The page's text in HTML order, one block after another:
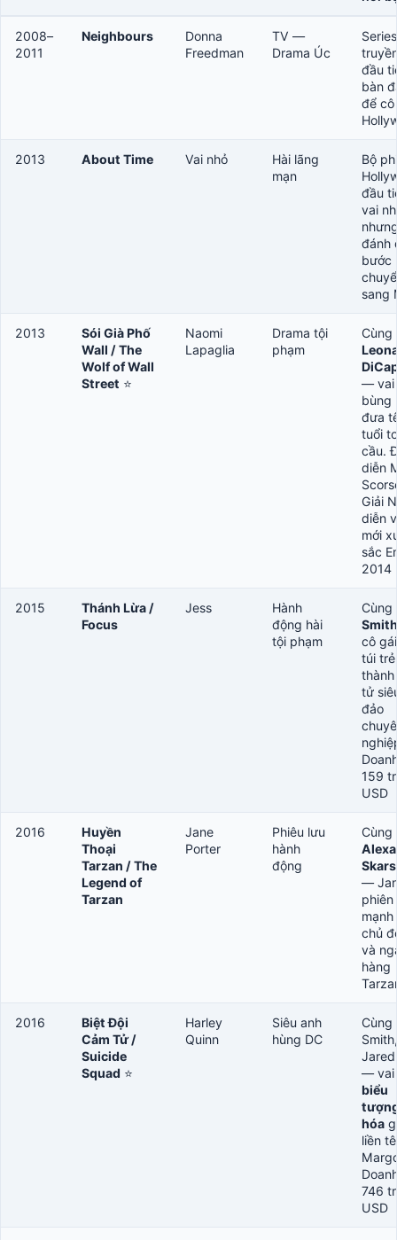
2008–
2011
Neighbours
Donna
Freedman
TV —
Drama Úc
Series
đầu
bàn
để cô
2013 About Time Vai nhỏ
Hài lãng
mạn
Bộ
đầu
vai
đánh
bước
sang
2013
Sói Già Phố
Wall / The
Wolf of Wall
Street ⭐
Naomi
Lapaglia
Drama tội
phạm
Cùng
— vai
bùng
đưa
tuổi
cầu.
diễn
Giải
diễn
mới
sắc
2014
2015
Thánh Lừa /
Focus
Jess
Hành
động hài
tội phạm
Cùng
Smith
cô
túi
tử
đảo
159
USD
2016
Huyền
Thoại
Tarzan / The
Legend of
Tarzan
Jane
Porter
Phiêu lưu
hành
động
Cùng
—
phiên
mạnh
chủ
và
hàng
2016
Biệt Đội
Cảm Tử /
Suicide
Squad ⭐
Harley
Quinn
Siêu anh
hùng DC
Cùng
Smith,
— vai
biểu
hóa
liền
746
USD